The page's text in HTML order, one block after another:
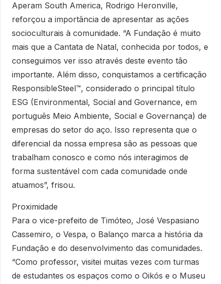
Aperam South America, Rodrigo Heronville,
reforçou a importância de apresentar as ações
socioculturais à comunidade. “A Fundação é muito
mais que a Cantata de Natal, conhecida por todos, e
conseguimos ver isso através deste evento tão
importante. Além disso, conquistamos a certificação
ResponsibleSteel™, considerado o principal título
ESG (Environmental, Social and Governance, em
português Meio Ambiente, Social e Governança) de
empresas do setor do aço. Isso representa que o
diferencial da nossa empresa são as pessoas que
trabalham conosco e como nós interagimos de
forma sustentável com cada comunidade onde
atuamos”, frisou.
Proximidade
Para o vice-prefeito de Timóteo, José Vespasiano
Cassemiro, o Vespa, o Balanço marca a história da
Fundação e do desenvolvimento das comunidades.
“Como professor, visitei muitas vezes com turmas
de estudantes os espaços como o Oikós e o Museu